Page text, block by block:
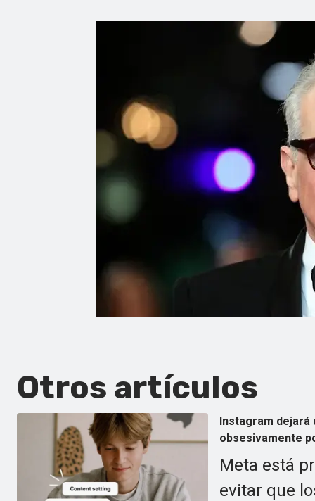
Otros artículos
Instagram dejará
obsesivamente
Meta está
evitar que